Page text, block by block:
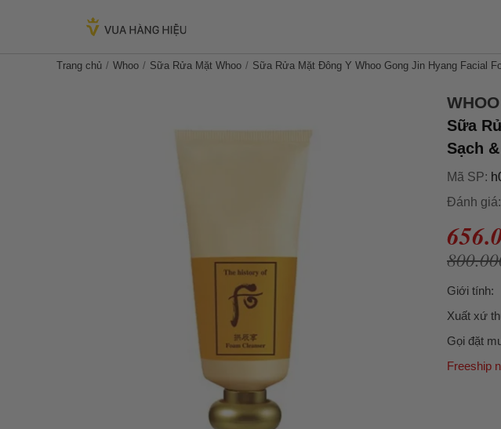
Trang chủ Whoo Sữa Rửa Mặt Whoo Sữa Rửa Mặt Đông Y Whoo Gong Jin Hyang Facial
WHOO
Sữa
Sạch
Mã SP:
Đánh giá:
Giới tính:
Xuất xứ
Gọi đặt
Freeship